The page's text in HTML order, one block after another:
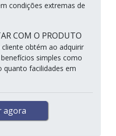
condições extremas de
COM O PRODUTO
obtém ao adquirir
simples como
quanto facilidades em
agora